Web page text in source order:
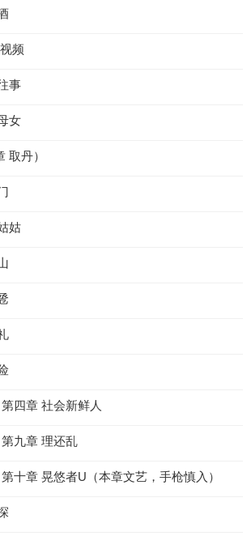
频
事
女
取丹）
姑
四章 社会新鲜人
第九章 理还乱
十章 晃悠者U（本章文艺，手枪慎入）